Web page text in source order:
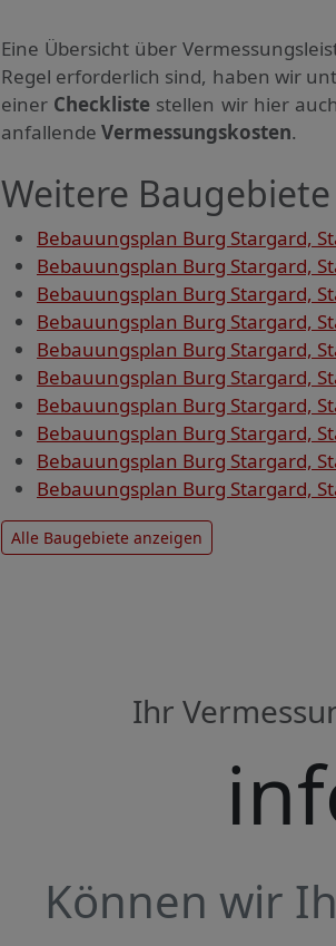
Eine Übersicht über
Regel erforderlich sind, haben wir
einer Checkliste stellen wir hier
anfallende Vermessungskosten.
Weitere
Bebauungsplan Burg Stargard,
Bebauungsplan Burg Stargard,
Bebauungsplan Burg Stargard,
Bebauungsplan Burg Stargard,
Bebauungsplan Burg Stargard,
Bebauungsplan Burg Stargard,
Bebauungsplan Burg Stargard,
Bebauungsplan Burg Stargard,
Bebauungsplan Burg Stargard,
Bebauungsplan Burg Stargard,
Alle Baugebiete anzeigen
Ihr
Können wir